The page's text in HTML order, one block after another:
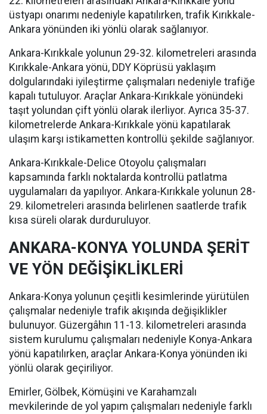
üstyapı onarımı nedeniyle kapatılırken, trafik Kırıkkale-
Ankara yönünden iki yönlü olarak sağlanıyor.
Ankara-Kırıkkale yolunun 29-32. kilometreleri arasında
Kırıkkale-Ankara yönü, DDY Köprüsü yaklaşım
dolgularındaki iyileştirme çalışmaları nedeniyle trafiğe
kapalı tutuluyor. Araçlar Ankara-Kırıkkale yönündeki
taşıt yolundan çift yönlü olarak ilerliyor. Ayrıca 35-37.
kilometrelerde Ankara-Kırıkkale yönü kapatılarak
ulaşım karşı istikametten kontrollü şekilde sağlanıyor.
Ankara-Kırıkkale-Delice Otoyolu çalışmaları
kapsamında farklı noktalarda kontrollü patlatma
uygulamaları da yapılıyor. Ankara-Kırıkkale yolunun 28-
29. kilometreleri arasında belirlenen saatlerde trafik
kısa süreli olarak durduruluyor.
ANKARA-KONYA YOLUNDA ŞERİT
VE YÖN DEĞİŞİKLİKLERİ
Ankara-Konya yolunun çeşitli kesimlerinde yürütülen
çalışmalar nedeniyle trafik akışında değişiklikler
bulunuyor. Güzergâhın 11-13. kilometreleri arasında
sistem kurulumu çalışmaları nedeniyle Konya-Ankara
yönü kapatılırken, araçlar Ankara-Konya yönünden iki
yönlü olarak geçiriliyor.
Emirler, Gölbek, Kömüşini ve Karahamzalı
mevkilerinde de yol yapım çalışmaları nedeniyle farklı